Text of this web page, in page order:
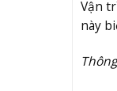
Vận
này